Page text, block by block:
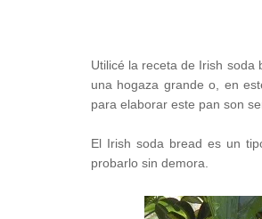
Utilicé la receta de Irish soda
una hogaza grande o, en
para elaborar este pan son
El Irish soda bread es un
probarlo sin demora.